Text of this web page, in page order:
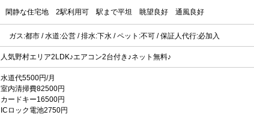
閑静な住宅地 2駅利用可 駅まで平坦 眺望良好 通風良好
ガス:都市 / 水道:公営 / 排水:下水 / ペット:不可 / 保証人代行:必加入
人気野村エリア2LDK♪エアコン2台付き♪ネット無料♪
水道代5500円/月
室内清掃費82500円
カードキー16500円
ICロック電池2750円